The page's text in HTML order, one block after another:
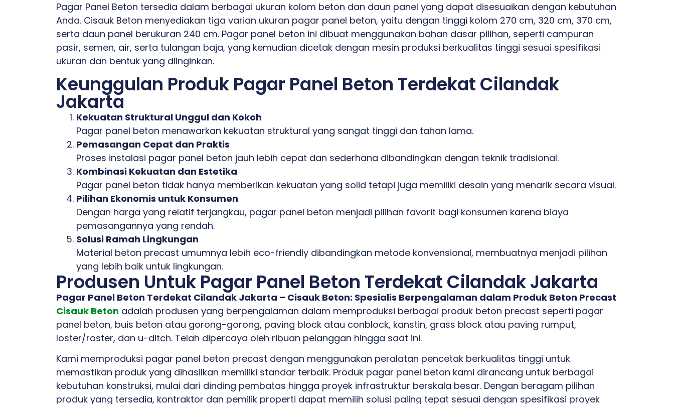
Pagar Panel Beton tersedia dalam berbagai ukuran kolom beton dan daun panel yang dapat disesuaikan dengan kebutuhan
Anda. Cisauk Beton menyediakan tiga varian ukuran pagar panel beton, yaitu dengan tinggi kolom 270 cm, 320 cm, 370 cm,
serta daun panel berukuran 240 cm. Pagar panel beton ini dibuat menggunakan bahan dasar pilihan, seperti campuran
pasir, semen, air, serta tulangan baja, yang kemudian dicetak dengan mesin produksi berkualitas tinggi sesuai spesifikasi
ukuran dan bentuk yang diinginkan.
Keunggulan Produk Pagar Panel Beton Terdekat Cilandak
Jakarta
Kekuatan Struktural Unggul dan Kokoh
Pagar panel beton menawarkan kekuatan struktural yang sangat tinggi dan tahan lama.
Pemasangan Cepat dan Praktis
Proses instalasi pagar panel beton jauh lebih cepat dan sederhana dibandingkan dengan teknik tradisional.
Kombinasi Kekuatan dan Estetika
Pagar panel beton tidak hanya memberikan kekuatan yang solid tetapi juga memiliki desain yang menarik secara visual.
Pilihan Ekonomis untuk Konsumen
Dengan harga yang relatif terjangkau, pagar panel beton menjadi pilihan favorit bagi konsumen karena biaya
pemasangannya yang rendah.
Solusi Ramah Lingkungan
Material beton precast umumnya lebih eco-friendly dibandingkan metode konvensional, membuatnya menjadi pilihan
yang lebih baik untuk lingkungan.
Produsen Untuk Pagar Panel Beton Terdekat Cilandak Jakarta
Pagar Panel Beton Terdekat Cilandak Jakarta – Cisauk Beton: Spesialis Berpengalaman dalam Produk Beton Precast
Cisauk Beton adalah produsen yang berpengalaman dalam memproduksi berbagai produk beton precast seperti pagar
panel beton, buis beton atau gorong-gorong, paving block atau conblock, kanstin, grass block atau paving rumput,
loster/roster, dan u-ditch. Telah dipercaya oleh ribuan pelanggan hingga saat ini.
Kami memproduksi pagar panel beton precast dengan menggunakan peralatan pencetak berkualitas tinggi untuk
memastikan produk yang dihasilkan memiliki standar terbaik. Produk pagar panel beton kami dirancang untuk berbagai
kebutuhan konstruksi, mulai dari dinding pembatas hingga proyek infrastruktur berskala besar. Dengan beragam pilihan
produk yang tersedia, kontraktor dan pemilik properti dapat memilih solusi paling tepat sesuai dengan spesifikasi proyek